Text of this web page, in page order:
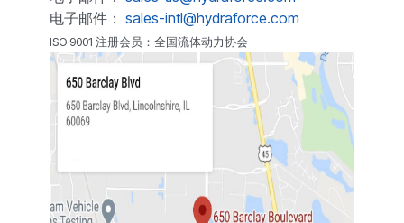
电子邮件： sales-intl@hydraforce.com
ISO 9001 注册会员：全国流体动力协会